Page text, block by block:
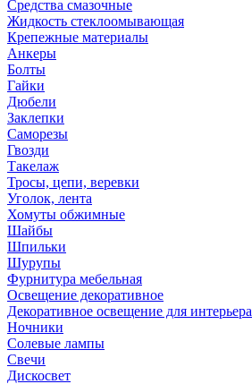
Средства смазочные
Жидкость стеклоомывающая
Крепежные материалы
Анкеры
Болты
Гайки
Дюбели
Заклепки
Саморезы
Гвозди
Такелаж
Тросы, цепи, веревки
Уголок, лента
Хомуты обжимные
Шайбы
Шпильки
Шурупы
Фурнитура мебельная
Освещение декоративное
Декоративное освещение для интерьера
Ночники
Солевые лампы
Свечи
Дискосвет